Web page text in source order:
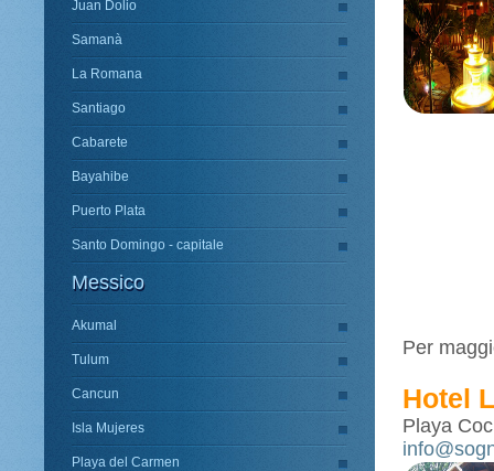
Juan Dolio
Samanà
La Romana
Santiago
Cabarete
Bayahibe
Puerto Plata
Santo Domingo - capitale
Messico
Akumal
Tulum
Cancun
Isla Mujeres
Playa del Carmen
Per
Hotel
Playa